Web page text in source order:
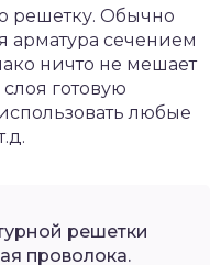
решетку. Обычно
арматура сечением
ничто не мешает
готовую
любые
решетки
проволока.